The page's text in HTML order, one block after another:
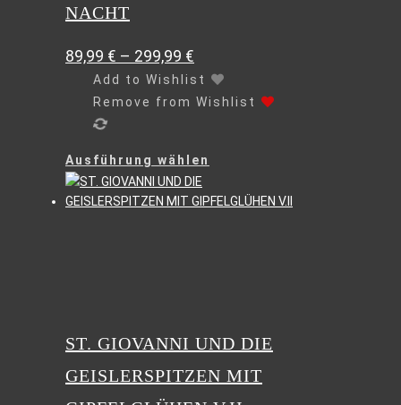
NACHT
89,99 € – 299,99 €
Add to Wishlist
Remove from Wishlist
Ausführung wählen
weist
auf
der
Produktseite
ST. GIOVANNI UND DIE
GEISLERSPITZEN MIT